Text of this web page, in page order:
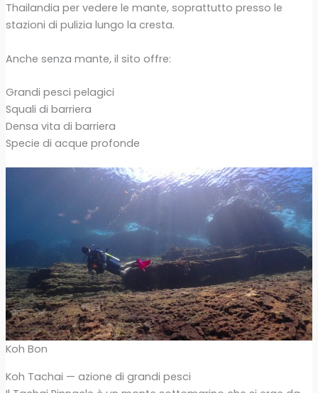
Thailandia per vedere le mante, soprattutto presso le
stazioni di pulizia lungo la cresta.
Anche senza mante, il sito offre:
Grandi pesci pelagici
Squali di barriera
Densa vita di barriera
Specie di acque profonde
Koh Bon
Koh Tachai — azione di grandi pesci